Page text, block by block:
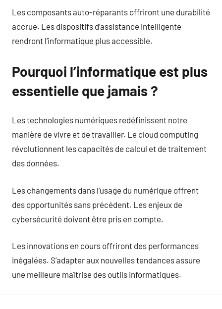
Les composants auto-réparants offriront une durabilité
accrue. Les dispositifs d’assistance intelligente
rendront l’informatique plus accessible.
Pourquoi l’informatique est plus
essentielle que jamais ?
Les technologies numériques redéfinissent notre
manière de vivre et de travailler. Le cloud computing
révolutionnent les capacités de calcul et de traitement
des données.
Les changements dans l’usage du numérique offrent
des opportunités sans précédent. Les enjeux de
cybersécurité doivent être pris en compte.
Les innovations en cours offriront des performances
inégalées. S’adapter aux nouvelles tendances assure
une meilleure maîtrise des outils informatiques.